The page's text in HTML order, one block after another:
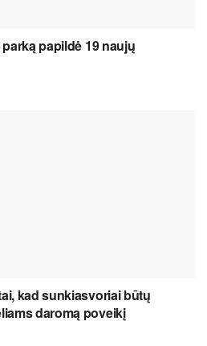
papildė 19 naujų
kad sunkiasvoriai būtų
daromą poveikį